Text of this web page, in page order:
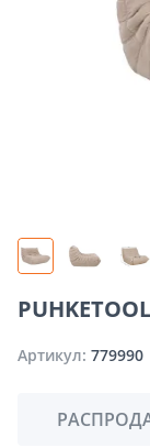
Артикул: 779990